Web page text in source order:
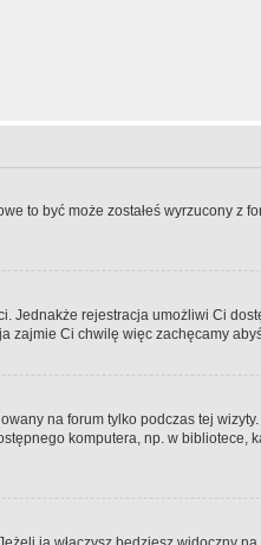
to być może zostałeś wyrzucony
Jednakże rejestracja umożliwi Ci
zajmie Ci chwilę więc zachęcamy
na forum tylko podczas tej
komputera, np. w